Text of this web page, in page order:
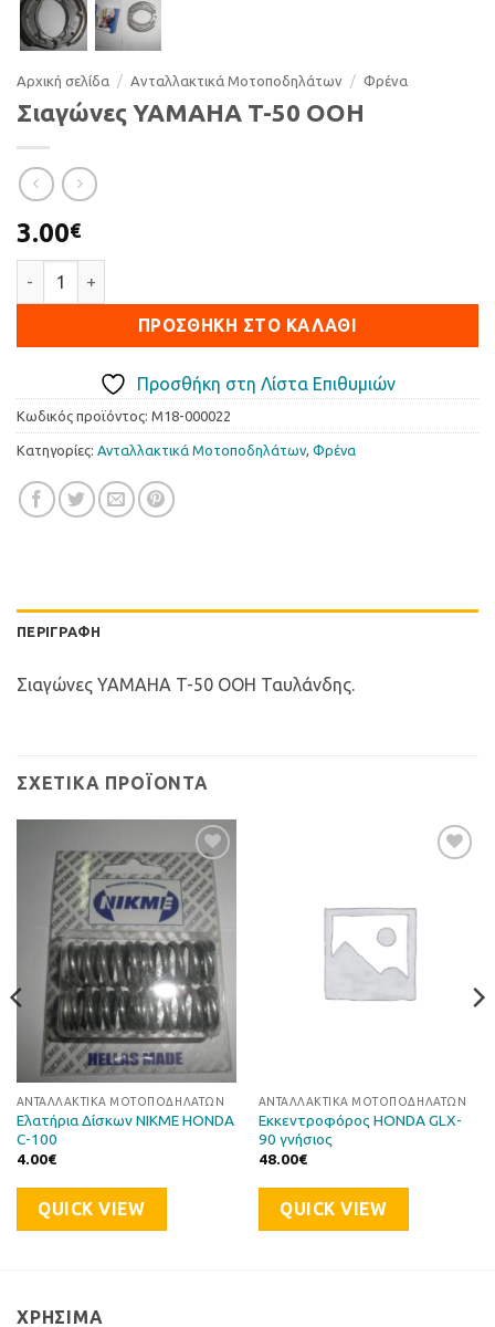
Αρχική σελίδα / Ανταλλακτικά Μοτοποδηλάτων / Φρένα
Σιαγώνες YAMAHA T-50 OOH
3.00€
ΠΡΟΣΘΉΚΗ ΣΤΟ ΚΑΛΆΘΙ
Προσθήκη στη Λίστα Επιθυμιών
Κωδικός προϊόντος: M18-000022
Κατηγορίες: Ανταλλακτικά Μοτοποδηλάτων Φρένα
ΠΕΡΙΓΡΑΦΉ
Σιαγώνες YAMAHA T-50 OOH Ταυλάνδης.
ΣΧΕΤΙΚΆ ΠΡΟΪΌΝΤΑ
Προσθήκη
στη Λίστα
Επιθυμιών
ΑΝΤΑΛΛΑΚΤΙΚΆ ΜΟΤΟΠΟΔΗΛΆΤΩΝ
Ελατήρια Δίσκων NIKME HONDA
C-100
4.00€
QUICK VIEW
Επιθυμιών
ΑΝΤΑΛΛΑΚΤΙΚΆ ΜΟΤΟΠΟΔΗΛΆΤΩΝ
Eκκεντροφόρος HONDA GLX-
90 γνήσιος
48.00€
QUICK VIEW
ΧΡΉΣΙΜΑ